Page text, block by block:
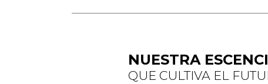
NUESTRA
QUE CULTIVA EL